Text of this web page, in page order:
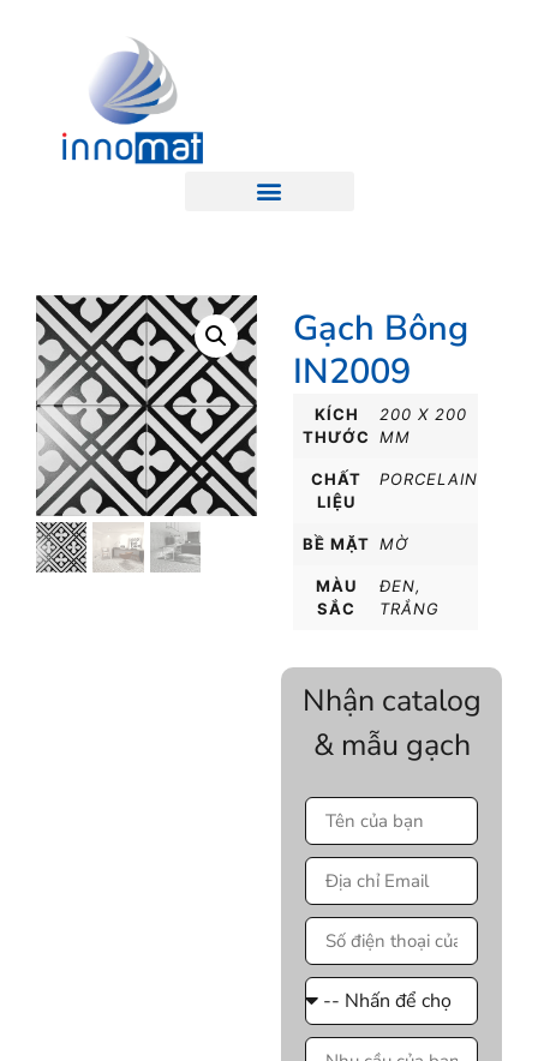
Gạch Bông
IN2009
KÍCH
THƯỚC
200 X 200
MM
CHẤT
LIỆU
PORCELAIN
BỀ MẶT MỜ
MÀU
SẮC
ĐEN,
TRẮNG
Nhận catalog
& mẫu gạch